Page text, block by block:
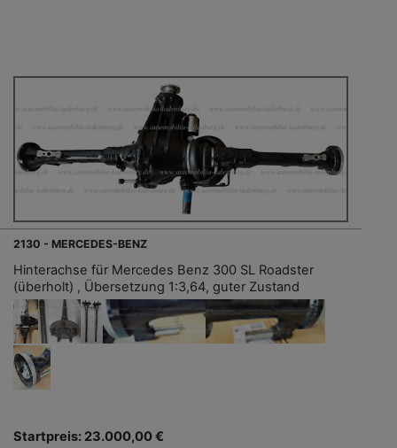
2130 - MERCEDES-BENZ
Hinterachse für Mercedes Benz 300 SL Roadster
(überholt) , Übersetzung 1:3,64, guter Zustand
Startpreis: 23.000,00 €